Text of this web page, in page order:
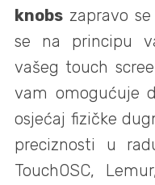
knobs zapravo
se na principu
vašeg touch
vam omogućuje
osjećaj fizičke
preciznosti u
TouchOSC,